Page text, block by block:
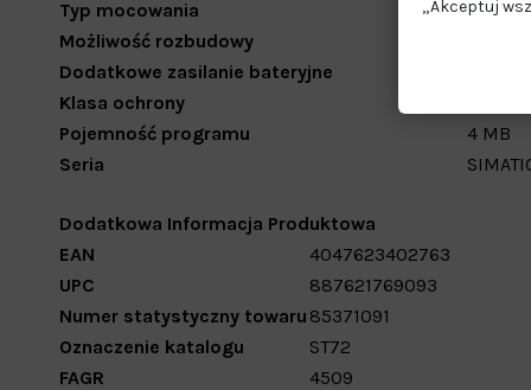
Typ mocowania
Możliwość rozbudowy
Dodatkowe zasilanie bateryjne
Klasa ochrony
Pojemność programu
4 MB
Seria
Dodatkowa Informacja Produktowa
EAN
4047623402763
UPC
887621769093
Numer statystyczny towaru 85371091
Oznaczenie katalogu
ST72
FAGR
4509
„Akceptuj